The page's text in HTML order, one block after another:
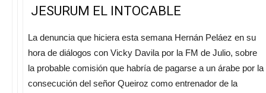
JESURUM EL INTOCABLE
La denuncia que hiciera esta semana Hernán Peláez en su
hora de diálogos con Vicky Davila por la FM de Julio, sobre
la probable comisión que habría de pagarse a un árabe por la
consecución del señor Queiroz como entrenador de la